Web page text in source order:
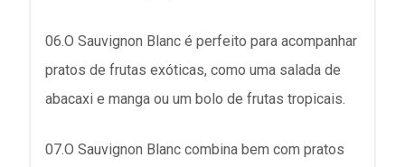
06.O Sauvignon Blanc é perfeito para acompanhar
pratos de frutas exóticas, como uma salada de
abacaxi e manga ou um bolo de frutas tropicais.
07.O Sauvignon Blanc combina bem com pratos